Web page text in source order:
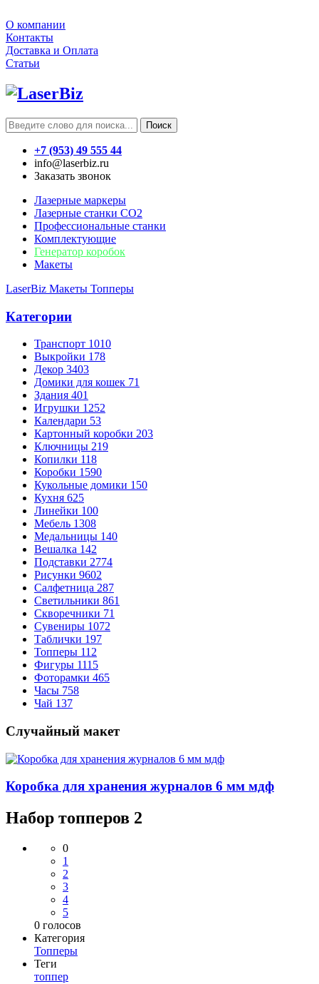
О компании
Контакты
Доставка и Оплата
Статьи
Поиск
+7 (953) 49 555 44
info@laserbiz.ru
Заказать звонок
Лазерные маркеры
Лазерные станки CO2
Профессиональные станки
Комплектующие
Генератор коробок
Макеты
LaserBiz Макеты Топперы
Категории
Транспорт 1010
Выкройки 178
Декор 3403
Домики для кошек 71
Здания 401
Игрушки 1252
Календари 53
Картонный коробки 203
Ключницы 219
Копилки 118
Коробки 1590
Кукольные домики 150
Кухня 625
Линейки 100
Мебель 1308
Медальницы 140
Вешалка 142
Подставки 2774
Рисунки 9602
Салфетница 287
Светильники 861
Скворечники 71
Сувениры 1072
Таблички 197
Топперы 112
Фигуры 1115
Фоторамки 465
Часы 758
Чай 137
Случайный макет
Коробка для хранения журналов 6 мм мдф
Набор топперов 2
0
1
2
3
4
5
0 голосов
Категория
Топперы
Теги
топпер